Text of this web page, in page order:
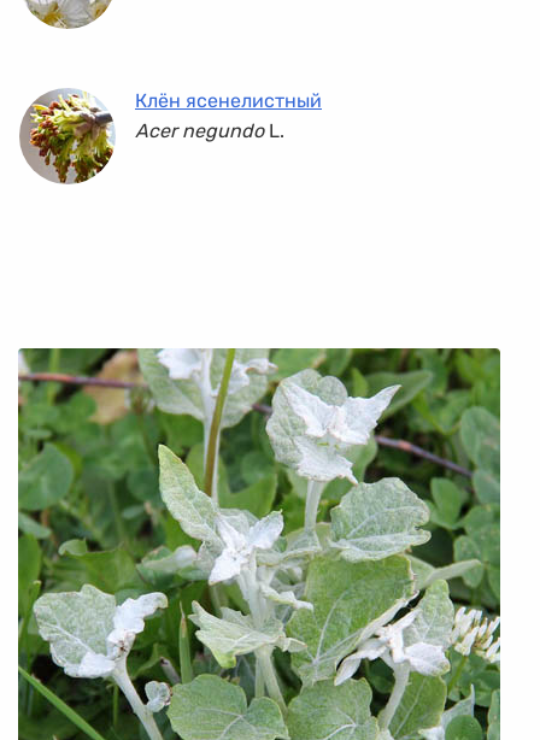
Клён ясенелистный
Acer negundoL.